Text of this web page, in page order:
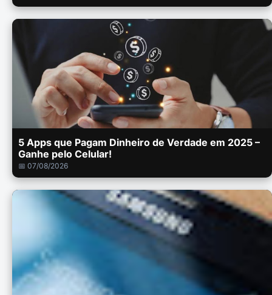
5 Apps que Pagam Dinheiro de Verdade em 2025 –
Ganhe pelo Celular!
📅 07/08/2026